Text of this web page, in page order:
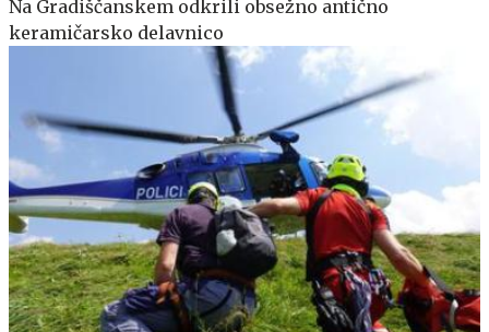
Na Gradiščanskem odkrili obsežno antično
keramičarsko delavnico